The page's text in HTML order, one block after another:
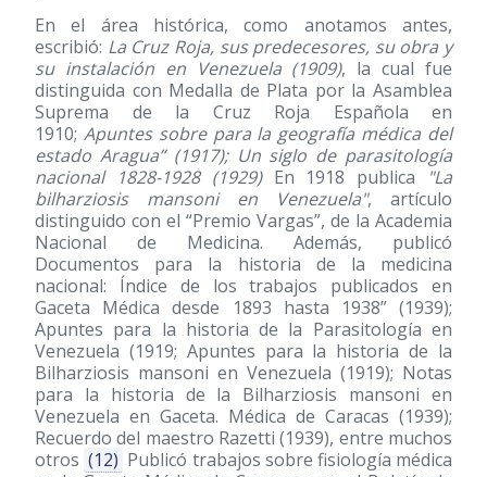
En el área histórica, como anotamos antes,
escribió: La Cruz Roja, sus predecesores, su obra y
su instalación en Venezuela (1909), la cual fue
distinguida con Medalla de Plata por la Asamblea
Suprema de la Cruz Roja Española en
1910; Apuntes sobre para la geografía médica del
estado Aragua” (1917); Un siglo de parasitología
nacional 1828-1928 (1929)En 1918 publica
"La
bilharziosis mansoni en Venezuela", artículo
distinguido con el “Premio Vargas”, de la Academia
Nacional de Medicina. Además, publicó
Documentos para la historia de la medicina
nacional: Índice de los trabajos publicados en
Gaceta Médica desde 1893 hasta 1938” (1939);
Apuntes para la historia de la Parasitología en
Venezuela (1919; Apuntes para la historia de la
Bilharziosis mansoni en Venezuela (1919); Notas
para la historia de la Bilharziosis mansoni en
Venezuela en Gaceta. Médica de Caracas (1939);
Recuerdo del maestro Razetti(1939), entre muchos
otros (12) Publicó trabajos sobre fisiología médica